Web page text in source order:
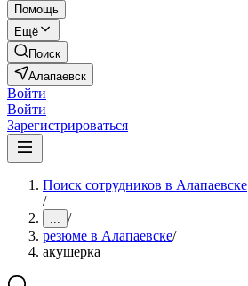
Помощь
Ещё
Поиск
Алапаевск
Войти
Войти
Зарегистрироваться
Поиск сотрудников в Алапаевске
/
... /
резюме в Алапаевске/
акушерка